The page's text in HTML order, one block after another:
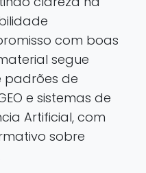
com boas
segue
padrões de
e sistemas de
Artificial, com
sobre